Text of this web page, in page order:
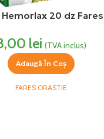
Hemorlax 20 dz Fares
lei (TVA inclus)
Adaugă În Coș
FARES ORASTIE